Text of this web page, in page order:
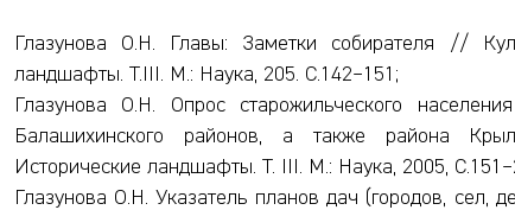
Глазунова О.Н. Главы: Заметки собирателя //
ландшафты. Т.III. М.: Наука, 205. С.142–151;
Глазунова О.Н. Опрос старожильческого
Балашихинского районов, а также района
Исторические ландшафты. Т. III. М.: Наука, 2005,
Глазунова О.Н. Указатель планов дач (городов, сел,